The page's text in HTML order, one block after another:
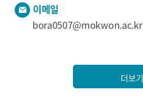
이메일
bora0507@mokwon.ac.kr
더보기